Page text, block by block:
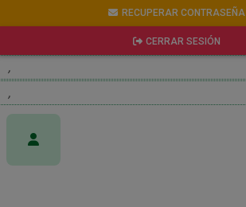
RECUPERAR CONTRASEÑA
CERRAR SESIÓN
,
,